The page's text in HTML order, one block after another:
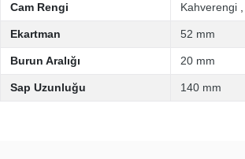
Cam Rengi Kahverengi
Ekartman 52 mm
Burun Aralığı 20 mm
Sap Uzunluğu 140 mm